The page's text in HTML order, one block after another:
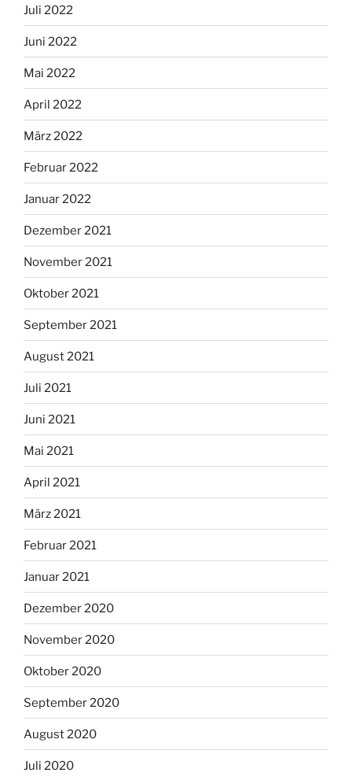
Juli 2022
Juni 2022
Mai 2022
April 2022
März 2022
Februar 2022
Januar 2022
Dezember 2021
November 2021
Oktober 2021
September 2021
August 2021
Juli 2021
Juni 2021
Mai 2021
April 2021
März 2021
Februar 2021
Januar 2021
Dezember 2020
November 2020
Oktober 2020
September 2020
August 2020
Juli 2020